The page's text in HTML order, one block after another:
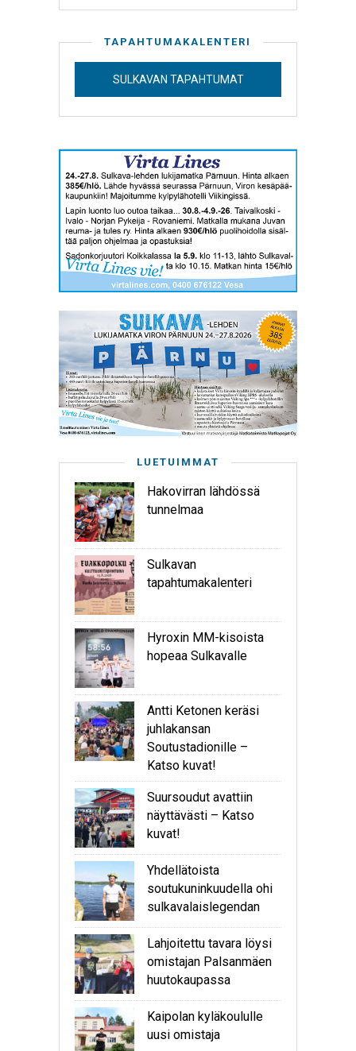
TAPAHTUMAKALENTERI
SULKAVAN TAPAHTUMAT
LUETUIMMAT
Hakovirran lähdössä
tunnelmaa
Sulkavan
tapahtumakalenteri
Hyroxin MM-kisoista
hopeaa Sulkavalle
Antti Ketonen keräsi
juhlakansan
Soutustadionille –
Katso kuvat!
Suursoudut avattiin
näyttävästi – Katso
kuvat!
Yhdellätoista
soutukuninkuudella ohi
sulkavalaislegendan
Lahjoitettu tavara löysi
omistajan Palsanmäen
huutokaupassa
Kaipolan kyläkoululle
uusi omistaja